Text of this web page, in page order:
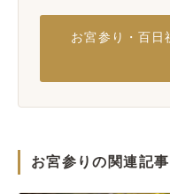
お宮参り・百日
お宮参りの関連記事